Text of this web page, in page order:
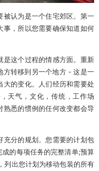
认为是一个住宅郊区。第一
事，所以您需要确保知道如何
这个过程的情感方面。重新
方转移到另一个地方 - 这是一
的变化。人们经历和需要处
天气，文化，传统，工作场
熟悉的惯例的任何改变都会导
充分的规划。您需要的计划包
的每项任务的完整清单;预算
列出您计划为移动包装的所有